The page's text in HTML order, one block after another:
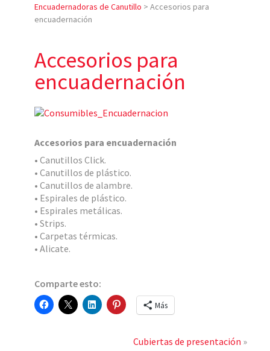
Encuadernadoras de Canutillo > Accesorios para
encuadernación
Accesorios para
encuadernación
Accesorios para encuadernación
• Canutillos Click.
• Canutillos de plástico.
• Canutillos de alambre.
• Espirales de plástico.
• Espirales metálicas.
• Strips.
• Carpetas térmicas.
• Alicate.
Comparte esto:
Más
Cubiertas de presentación »